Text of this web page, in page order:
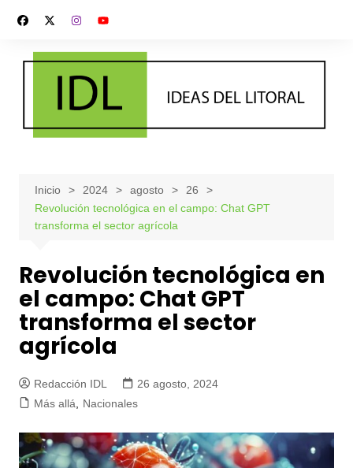
contenido
Inicio 2024 agosto
26
Revolución tecnológica en el campo: Chat GPT
transforma el sector agrícola
Revolución tecnológica en
el campo: Chat GPT
transforma el sector
agrícola
Redacción IDL
26 agosto, 2024
Más allá, Nacionales